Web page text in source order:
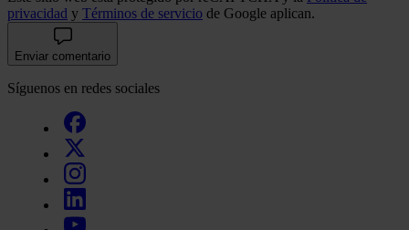
privacidad y Términos de servicio de Google aplican.
Enviar comentario
Síguenos en redes sociales